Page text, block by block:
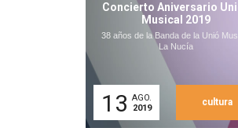
Concierto Aniversario
Musical 2019
38 años de la Banda de la Unió
La Nucía
13 AGO.
2019
cultura